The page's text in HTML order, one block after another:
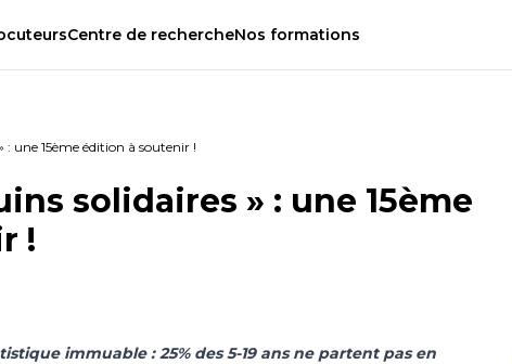
Centre de rechercheNos formations
: une 15ème édition à soutenir !
solidaires » : une 15ème
!
immuable : 25% des 5-19 ans ne partent pas en